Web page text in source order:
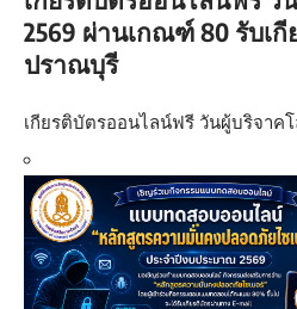
2569 ผ่านเกณฑ์ 80 รับเ
ปราณบุรี
เกียรติบัตรออนไลน์ฟรี วันผู้บริจาค